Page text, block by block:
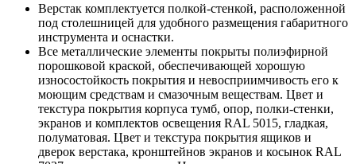
Верстак комплектуется полкой-стенкой, расположенной
под столешницей для удобного размещения габаритного
инструмента и оснастки.
Все металлические элементы покрыты полиэфирной
порошковой краской, обеспечивающей хорошую
износостойкость покрытия и невосприимчивость его к
моющим средствам и смазочным веществам. Цвет и
текстура покрытия корпуса тумб, опор, полки-стенки,
экранов и комплектов освещения RAL 5015, гладкая,
полуматовая. Цвет и текстура покрытия ящиков и
дверок верстака, кронштейнов экранов и косынок RAL